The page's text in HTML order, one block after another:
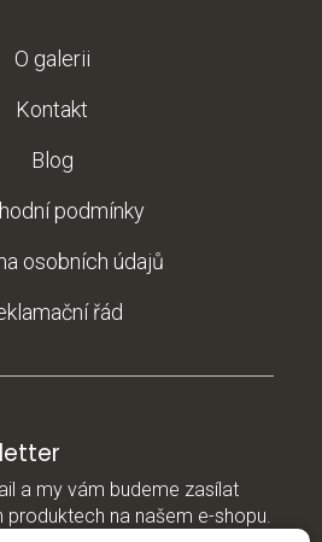
O galerii
Kontakt
Blog
podmínky
osobních údajů
řád
a my vám budeme zasílat
na našem e-shopu.